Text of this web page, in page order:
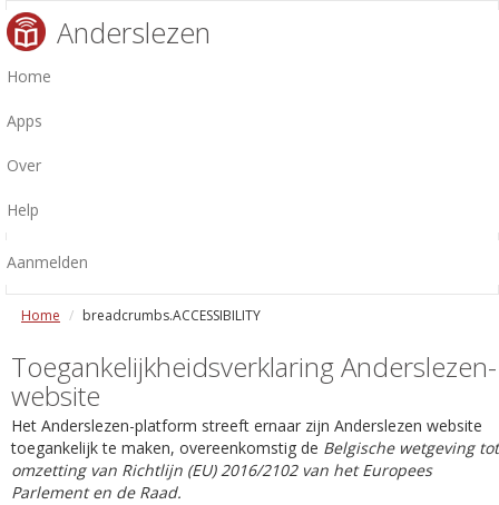
Anderslezen
Home
Apps
Over
Help
Aanmelden
Home breadcrumbs.ACCESSIBILITY
Toegankelijkheidsverklaring Anderslezen-
website
Het Anderslezen-platform streeft ernaar zijn Anderslezen website
toegankelijk te maken, overeenkomstig de Belgische wetgeving tot
omzetting van Richtlijn (EU) 2016/2102 van het Europees
Parlement en de Raad.